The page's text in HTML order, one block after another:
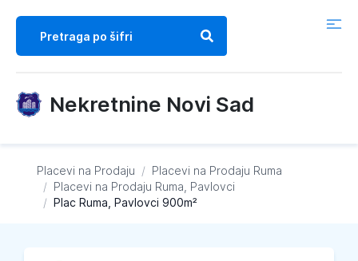
Nekretnine Novi Sad
Placevi na Prodaju / Placevi na Prodaju Ruma
/ Placevi na Prodaju Ruma, Pavlovci
/ Plac Ruma, Pavlovci 900m²